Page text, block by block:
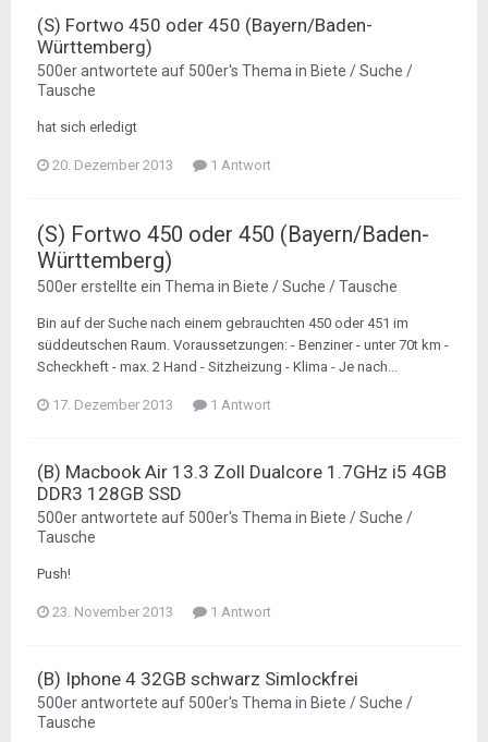
(S) Fortwo 450 oder 450 (Bayern/Baden-
Württemberg)
500erantwortete auf 500er's Thema in Biete / Suche /
Tausche
hat sich erledigt
20. Dezember 2013 1 Antwort
(S) Fortwo 450 oder 450 (Bayern/Baden-
Württemberg)
500ererstellte ein Thema in Biete / Suche / Tausche
Bin auf der Suche nach einem gebrauchten 450 oder 451 im
süddeutschen Raum. Voraussetzungen: - Benziner - unter 70t km -
Scheckheft - max. 2 Hand - Sitzheizung - Klima - Je nach...
17. Dezember 2013 1 Antwort
(B) Macbook Air 13.3 Zoll Dualcore 1.7GHz i5 4GB
DDR3 128GB SSD
500erantwortete auf 500er's Thema in Biete / Suche /
Tausche
Push!
23. November 2013 1 Antwort
(B) Iphone 4 32GB schwarz Simlockfrei
500erantwortete auf 500er's Thema in Biete / Suche /
Tausche